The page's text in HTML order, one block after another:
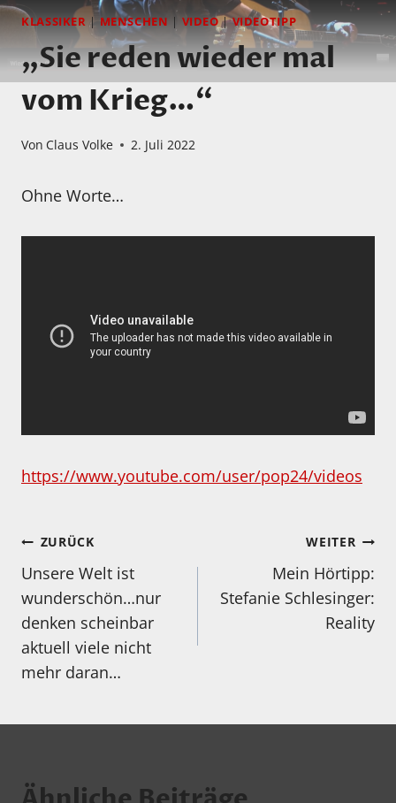
KLASSIKER | MENSCHEN | VIDEO|VIDEOTIPP
„Sie reden wieder mal
vom Krieg…“
Von Claus Volke 2. Juli 2022
Ohne Worte…
https://www.youtube.com/user/pop24/videos
Beitragsnavigation
ZURÜCK
Unsere Welt ist
wunderschön…nur
denken scheinbar
aktuell viele nicht
mehr daran…
WEITER
Mein Hörtipp:
Stefanie Schlesinger:
Reality